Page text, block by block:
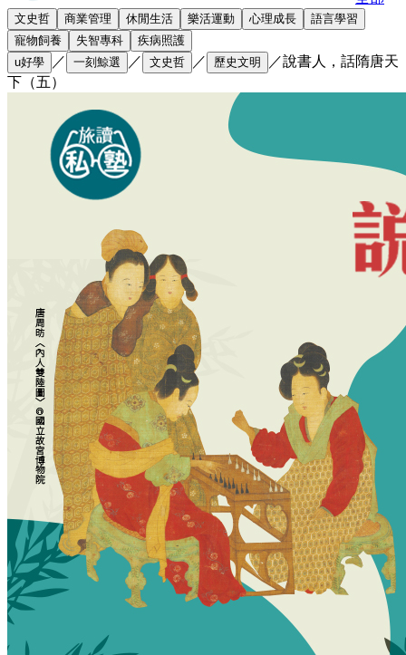
文史哲 商業管理 休閒生活 樂活運動 心理成長
語言學習
寵物飼養
失智專科
疾病照護
u好學
／ 一刻鯨選 ／ 文史哲 ／ 歷史文明 ／說書人，話隋唐天
下（五）